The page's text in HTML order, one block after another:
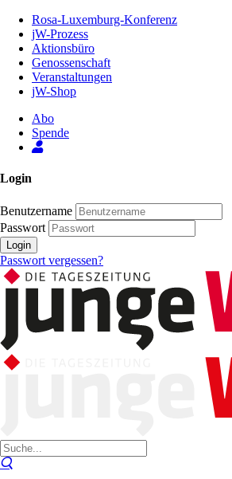
Inhalt
Seite
Rosa-Luxemburg-Konferenz
jW-Prozess
Aktionsbüro
Genossenschaft
Veranstaltungen
jW-Shop
Abo
Spende
Login
Benutzername
Passwort
Login
Passwort vergessen?